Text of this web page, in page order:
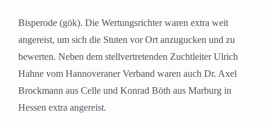
Bisperode (gök). Die Wertungsrichter waren extra weit
angereist, um sich die Stuten vor Ort anzugucken und zu
bewerten. Neben dem stellvertretenden Zuchtleiter Ulrich
Hahne vom Hannoveraner Verband waren auch Dr. Axel
Brockmann aus Celle und Konrad Böth aus Marburg in
Hessen extra angereist.